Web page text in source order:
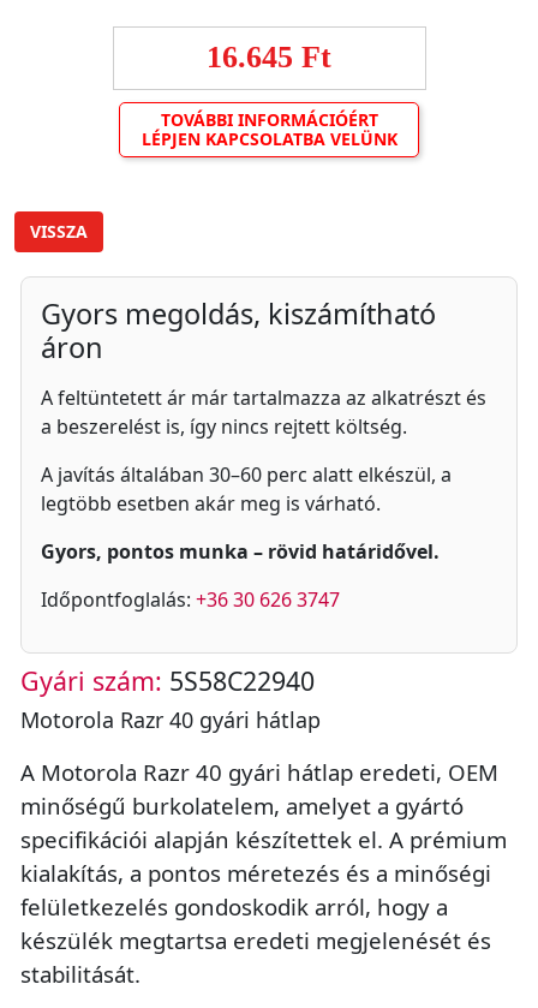
16.645 Ft
TOVÁBBI INFORMÁCIÓÉRT
LÉPJEN KAPCSOLATBA VELÜNK
VISSZA
Gyors megoldás, kiszámítható
áron
A feltüntetett ár már tartalmazza az alkatrészt és
a beszerelést is, így nincs rejtett költség.
A javítás általában 30–60 perc alatt elkészül, a
legtöbb esetben akár meg is várható.
Gyors, pontos munka – rövid határidővel.
Időpontfoglalás: +36 30 626 3747
Gyári szám: 5S58C22940
Motorola Razr 40 gyári hátlap
A Motorola Razr 40 gyári hátlap eredeti, OEM
minőségű burkolatelem, amelyet a gyártó
specifikációi alapján készítettek el. A prémium
kialakítás, a pontos méretezés és a minőségi
felületkezelés gondoskodik arról, hogy a
készülék megtartsa eredeti megjelenését és
stabilitását.